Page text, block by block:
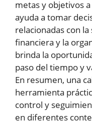
metas y objetivos
ayuda a tomar
relacionadas con
financiera y la
brinda la
paso del tiempo y
En resumen, una
herramienta
control y
en diferentes